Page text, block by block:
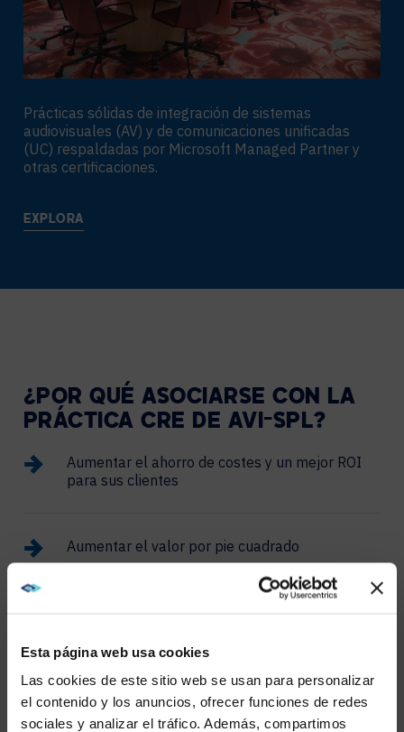
Esta página web usa cookies
Las cookies de este sitio web se usan para personalizar
el contenido y los anuncios, ofrecer funciones de redes
sociales y analizar el tráfico. Además, compartimos
Prácticas sólidas de integración de sistemas
audiovisuales (AV) y de comunicaciones unificadas
(UC) respaldadas por Microsoft Managed Partner y
otras certificaciones.
EXPLORA
¿POR QUÉ ASOCIARSE CON LA
PRÁCTICA CRE DE AVI-SPL?
Aumentar el ahorro de costes y un mejor ROI
para sus clientes
Aumentar el valor por pie cuadrado
Ayudar a los clientes a aprovechar las
herramientas de reuniones con IA